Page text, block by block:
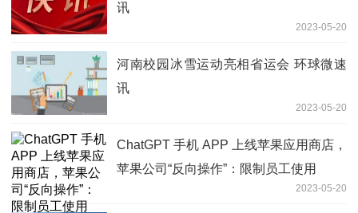
讯
2023-05-20
河南校园冰雪运动亮相省运会 环球微速
讯
2023-05-20
ChatGPT 手机 APP 上线苹果应用商店，
苹果公司“反向操作”：限制员工使用
2023-05-20